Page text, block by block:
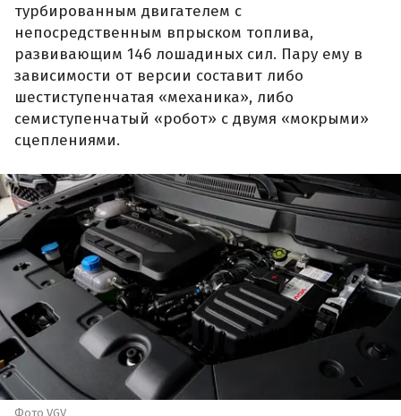
турбированным двигателем с
непосредственным впрыском топлива,
развивающим 146 лошадиных сил. Пару ему в
зависимости от версии составит либо
шестиступенчатая «механика», либо
семиступенчатый «робот» с двумя «мокрыми»
сцеплениями.
Фото VGV